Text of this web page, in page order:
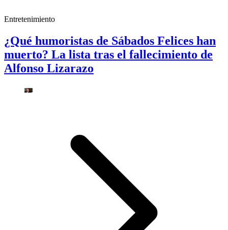
Entretenimiento
¿Qué humoristas de Sábados Felices han
muerto? La lista tras el fallecimiento de
Alfonso Lizarazo